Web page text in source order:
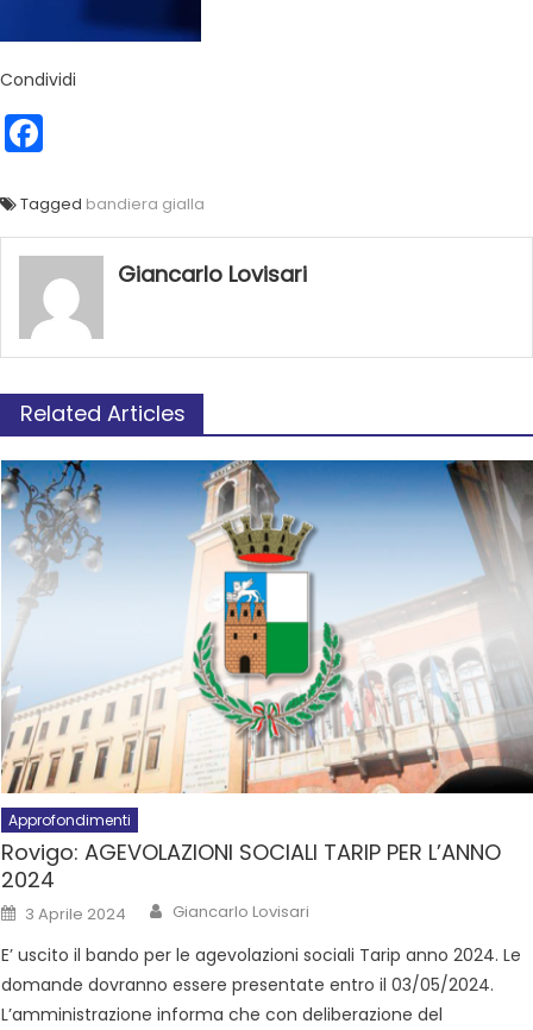
Condividi
Tagged bandiera gialla
Giancarlo Lovisari
Related Articles
Approfondimenti
Rovigo: AGEVOLAZIONI SOCIALI TARIP PER L’ANNO
2024
3 Aprile 2024 Giancarlo Lovisari
E’ uscito il bando per le agevolazioni sociali Tarip anno 2024. Le
domande dovranno essere presentate entro il 03/05/2024.
L’amministrazione informa che con deliberazione del